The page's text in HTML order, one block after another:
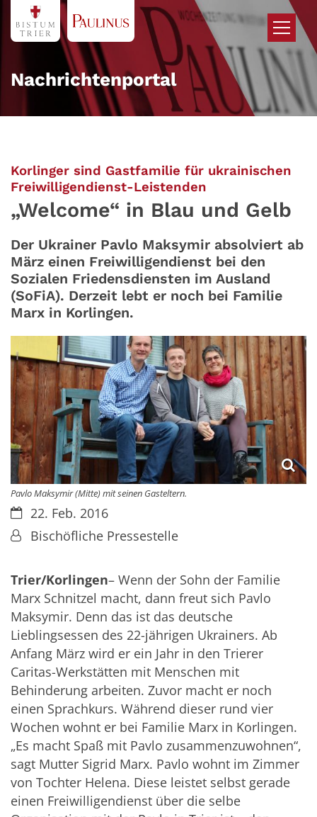
Zum Inhalt springen
Nachrichtenportal
Korlinger sind Gastfamilie für ukrainischen
Freiwilligendienst-Leistenden
„Welcome“ in Blau und Gelb
Der Ukrainer Pavlo Maksymir absolviert ab
März einen Freiwilligendienst bei den
Sozialen Friedensdiensten im Ausland
(SoFiA). Derzeit lebt er noch bei Familie
Marx in Korlingen.
Pavlo Maksymir (Mitte) mit seinen Gasteltern.
Datum:22. Feb. 2016
Von:Bischöfliche Pressestelle
Trier/Korlingen– Wenn der Sohn der Familie
Marx Schnitzel macht, dann freut sich Pavlo
Maksymir. Denn das ist das deutsche
Lieblingsessen des 22-jährigen Ukrainers. Ab
Anfang März wird er ein Jahr in den Trierer
Caritas-Werkstätten mit Menschen mit
Behinderung arbeiten. Zuvor macht er noch
einen Sprachkurs. Während dieser rund vier
Wochen wohnt er bei Familie Marx in Korlingen.
„Es macht Spaß mit Pavlo zusammenzuwohnen“,
sagt Mutter Sigrid Marx. Pavlo wohnt im Zimmer
von Tochter Helena. Diese leistet selbst gerade
einen Freiwilligendienst über die selbe